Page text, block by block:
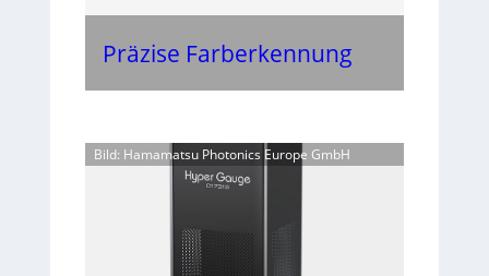
Präzise Farberkennung
Bild: Hamamatsu Photonics Europe GmbH